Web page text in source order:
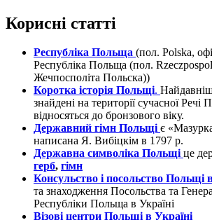
Корисні статті
Республіка Польща (пол. Polska,
Республіка Польща (пол.
Жечпосполіта Польска))
Коротка історія Польщі.
знайдені на території сучасної Речі
відносяться до бронзового віку.
Державний гімн Польщі є
написана Я. Вибіцкім в 1797 р.
Державна символіка Польщі це
герб, гімн
Консульство і посольство Польщі
та знаходження Посольства та
Республіки Польща в Україні
Візові центри Польщі в Україні